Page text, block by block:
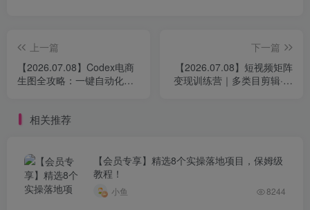
上一篇
【2026.07.08】Codex电商
生图全攻略：一键自动化
下一篇
【2026.07.08】短视频矩阵
变现训练营｜多类目剪辑·起
相关推荐
【会员专享】精选8个实操落地项目，保姆级
教程！
小鱼 8244